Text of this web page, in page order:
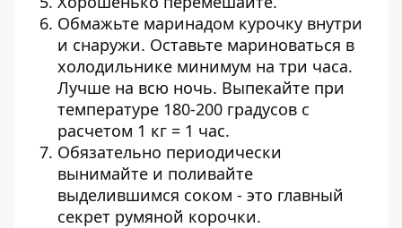
Обмажьте маринадом курочку внутри
и снаружи. Оставьте мариноваться в
холодильнике минимум на три часа.
Лучше на всю ночь. Выпекайте при
температуре 180-200 градусов с
расчетом 1 кг = 1 час.
Обязательно периодически
вынимайте и поливайте
выделившимся соком - это главный
секрет румяной корочки.